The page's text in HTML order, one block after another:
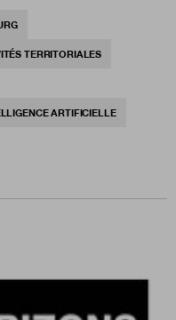
TERRITORIALES
ARTIFICIELLE